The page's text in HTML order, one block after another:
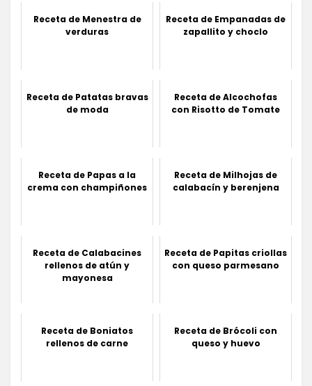
Receta de Menestra de
verduras
Receta de Empanadas de
zapallito y choclo
Receta de Patatas bravas
de moda
Receta de Alcochofas
con Risotto de Tomate
Receta de Papas a la
crema con champiñones
Receta de Milhojas de
calabacín y berenjena
Receta de Calabacines
rellenos de atún y
mayonesa
Receta de Papitas criollas
con queso parmesano
Receta de Boniatos
rellenos de carne
Receta de Brócoli con
queso y huevo